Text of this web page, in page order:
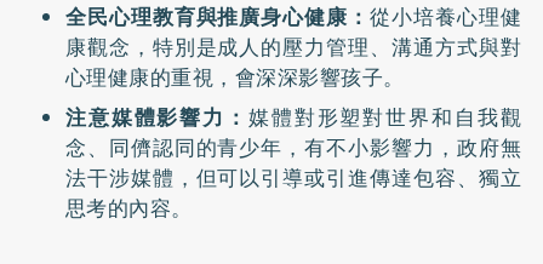
全民心理教育與推廣身心健康： 從小培養心理健
康觀念，特別是成人的壓力管理、溝通方式與對
心理健康的重視，會深深影響孩子。
注意媒體影響力： 媒體對形塑對世界和自我觀
念、同儕認同的青少年，有不小影響力，政府無
法干涉媒體，但可以引導或引進傳達包容、獨立
思考的內容。